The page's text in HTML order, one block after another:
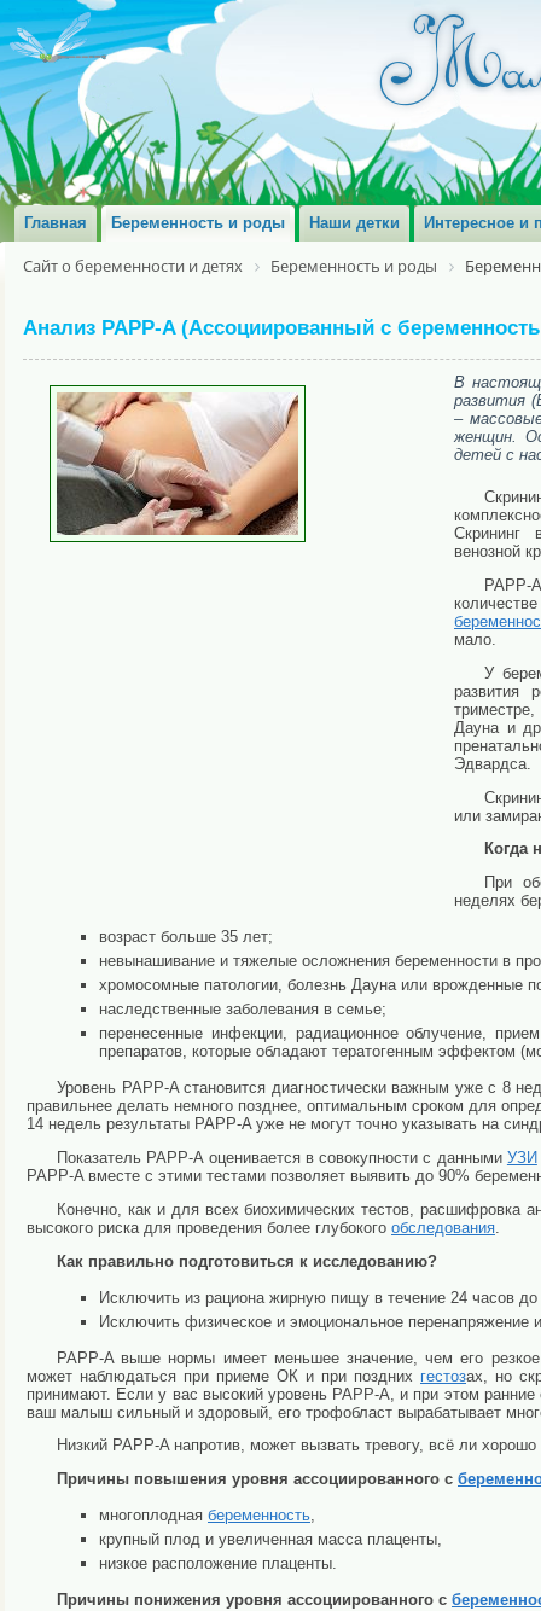
Главная Беременность и роды Наши детки Интересное и
Сайт о беременности и детях Беременность и роды
Анализ PAPP-A (Ассоциированный с
В
развития
–
женщин.
детей с
Скрининг
венозной
мало.
У
развития
Дауна и
Эдвардса.
или
Когда
При
неделях
возраст больше 35 лет;
невынашивание и тяжелые осложнения беременности в
хромосомные патологии, болезнь Дауна или врожденные
наследственные заболевания в семье;
перенесенные инфекции, радиационное облучение,
препаратов, которые обладают тератогенным эффектом
Уровень PAPP-A становится диагностически важным уже с 8
правильнее делать немного позднее, оптимальным сроком для
14 недель результаты PAPP-A уже не могут точно указывать на
Показатель PAPP-A оценивается в совокупности с данными УЗИ
PAPP-A вместе с этими тестами позволяет выявить до 90%
Конечно, как и для всех биохимических тестов, расшифровка
высокого риска для проведения более глубокого обследования
Как правильно подготовиться к исследованию?
Исключить из рациона жирную пищу в течение 24 часов до
Исключить физическое и эмоциональное перенапряжение
PAPP-A выше нормы имеет меньшее значение, чем его
может наблюдаться при приеме ОК и при поздних гестозах, но
принимают. Если у вас высокий уровень PAPP-A, и при этом
ваш малыш сильный и здоровый, его трофобласт вырабатывает
Низкий PAPP-A напротив, может вызвать тревогу, всё ли
Причины повышения уровня ассоциированного с
многоплодная беременность,
крупный плод и увеличенная масса плаценты,
низкое расположение плаценты.
Причины понижения уровня ассоциированного с